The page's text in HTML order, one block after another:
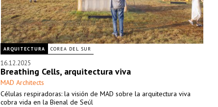
ARQUITECTURA COREA DEL SUR
16.12.2025
Breathing Cells, arquitectura viva
MAD Architects
Células respiradoras: la visión de MAD sobre la arquitectura viva
cobra vida en la Bienal de Seúl